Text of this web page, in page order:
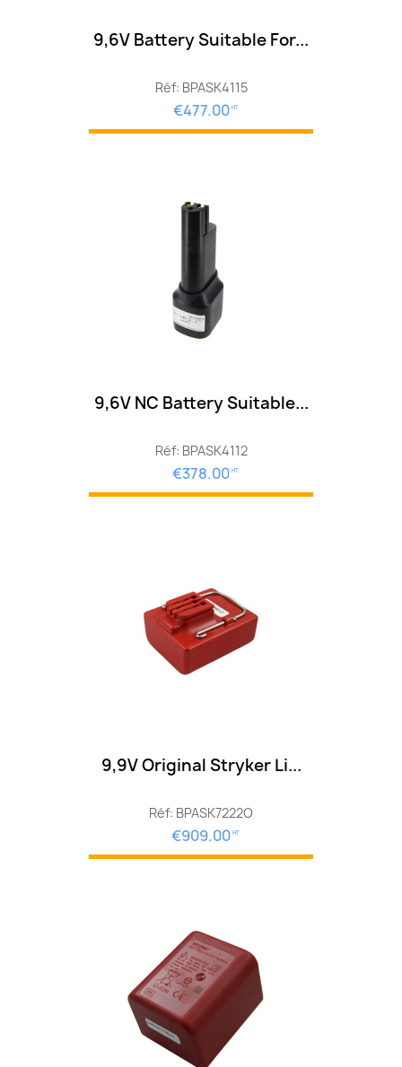
9,6V Battery Suitable For...
Réf: BPASK4115
€477.00 HT
9,6V NC Battery Suitable...
Réf: BPASK4112
€378.00 HT
9,9V Original Stryker Li...
Réf: BPASK7222O
€909.00 HT